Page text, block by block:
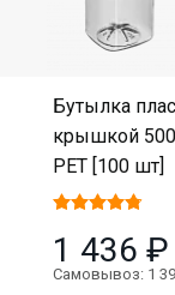
Бутылка
крышкой
PET [100 шт]
1 436 ₽
Самовывоз: 1